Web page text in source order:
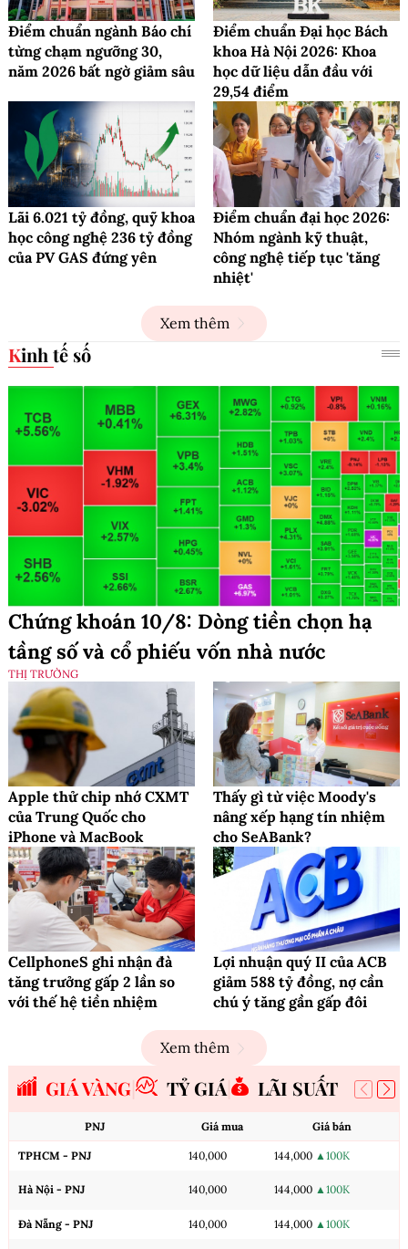
Điểm chuẩn ngành Báo chí
từng chạm ngưỡng 30,
năm 2026 bất ngờ giảm sâu
Điểm chuẩn Đại học Bách
khoa Hà Nội 2026: Khoa
học dữ liệu dẫn đầu với
29,54 điểm
Lãi 6.021 tỷ đồng, quỹ khoa
học công nghệ 236 tỷ đồng
của PV GAS đứng yên
Điểm chuẩn đại học 2026:
Nhóm ngành kỹ thuật,
công nghệ tiếp tục 'tăng
nhiệt'
Xem thêm
Kinh tế số
Chứng khoán 10/8: Dòng tiền chọn hạ
tầng số và cổ phiếu vốn nhà nước
THỊ TRƯỜNG
Apple thử chip nhớ CXMT
của Trung Quốc cho
iPhone và MacBook
Thấy gì từ việc Moody's
nâng xếp hạng tín nhiệm
cho SeABank?
CellphoneS ghi nhận đà
tăng trưởng gấp 2 lần so
với thế hệ tiền nhiệm
Lợi nhuận quý II của ACB
giảm 588 tỷ đồng, nợ cần
chú ý tăng gần gấp đôi
Xem thêm
GIÁ VÀNG TỶ GIÁ LÃI SUẤT
PNJ Giá mua Giá bán
TPHCM - PNJ 140,000 144,000 ▲100K
Hà Nội - PNJ 140,000 144,000 ▲100K
Đà Nẵng - PNJ 140,000 144,000 ▲100K